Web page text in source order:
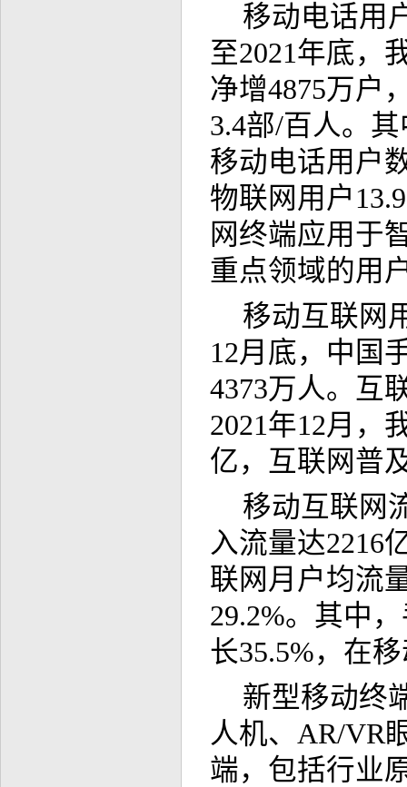
移动电话用
至2021年底，
净增4875万户
3.4部/百人。
移动电话用户
物联网用户
网终端应用于
重点领域的用
移动互联网
12月底，中国
4373万人。互
2021年12月，
亿，互联网普
移动互联网
入流量达2216
联网月户均流
29.2%。其中
长35.5%，在
新型移动终
人机、AR/VR
端，包括行业